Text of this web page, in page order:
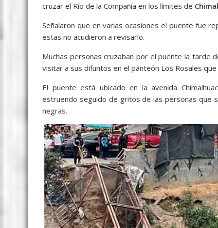
cruzar el Río de la Compañía en los límites de
Señalaron que en varias ocasiones el puente fue
estas no acudieron a revisarlo.
Muchas personas cruzaban por el puente la tarde
visitar a sus difuntos en el panteón Los Rosales
El puente está ubicado en la avenida
estruendo seguido de gritos de las personas que
negras.